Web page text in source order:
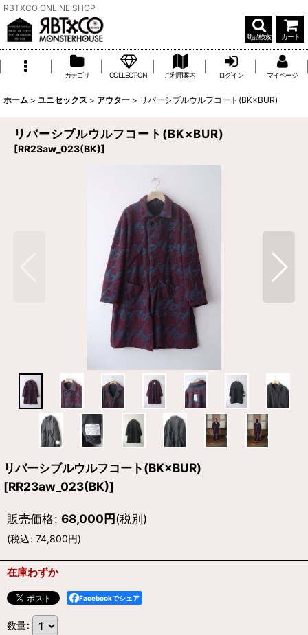
RBTXCO ONLINE SHOP
商品検索 カート
カテゴリ COLLECTION ご利用案内 ログイン マイページ
ホーム > ユニセックス > アウター > リバーシブルウルフコート(BK×BUR)
リバーシブルウルフコート(BK×BUR)
[RR23aw_023(BK)]
リバーシブルウルフコート(BK×BUR)
[RR23aw_023(BK)]
販売価格: 68,000円(税別)
(税込: 74,800円)
在庫わずか
Facebookでシェア
数量: